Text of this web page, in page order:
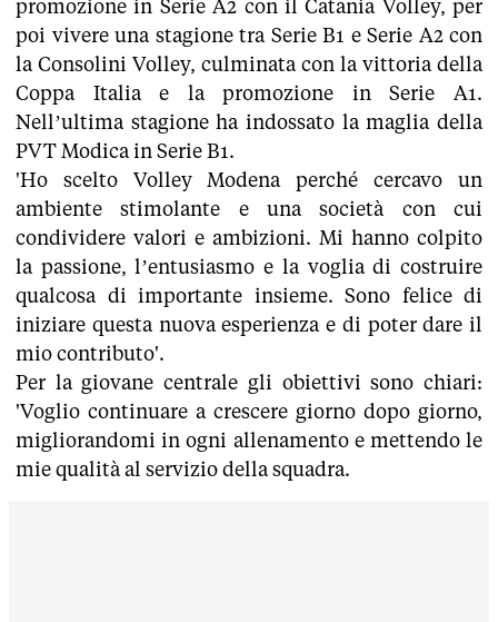
promozione in Serie A2 con il Catania Volley, per
poi vivere una stagione tra Serie B1 e Serie A2 con
la Consolini Volley, culminata con la vittoria della
Coppa Italia e la promozione in Serie A1.
Nell’ultima stagione ha indossato la maglia della
PVT Modica in Serie B1.
'Ho scelto Volley Modena perché cercavo un
ambiente stimolante e una società con cui
condividere valori e ambizioni. Mi hanno colpito
la passione, l’entusiasmo e la voglia di costruire
qualcosa di importante insieme. Sono felice di
iniziare questa nuova esperienza e di poter dare il
mio contributo'.
Per la giovane centrale gli obiettivi sono chiari:
'Voglio continuare a crescere giorno dopo giorno,
migliorandomi in ogni allenamento e mettendo le
mie qualità al servizio della squadra.